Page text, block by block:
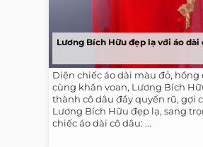
Lương Bích Hữu đẹp lạ với áo dài
Diện chiếc áo dài màu đỏ, hồng
cùng khăn voan, Lương Bích
thành cô dâu đầy quyến rũ, gợi
Lương Bích Hữu đẹp lạ, sang
chiếc áo dài cô dâu: ...